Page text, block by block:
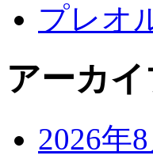
プレオ
アーカ
2026年8